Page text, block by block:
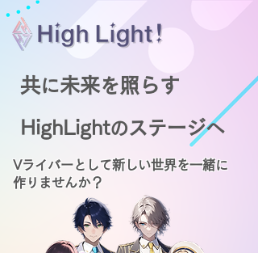
共に未来を照らす
HighLightのステージへ
Vライバーとして新しい世界を一緒に
作りませんか？